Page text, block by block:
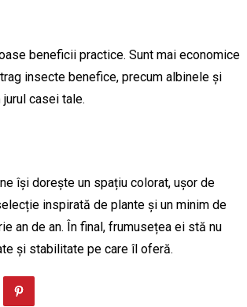
beneficii practice. Sunt mai economice
insecte benefice, precum albinele și
casei tale.
își dorește un spațiu colorat, ușor de
inspirată de plante și un minim de
an de an. În final, frumusețea ei stă nu
și stabilitate pe care îl oferă.